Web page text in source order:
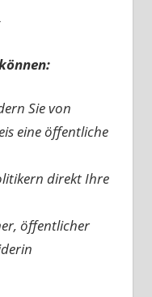
Sie von
eine öffentliche
direkt Ihre
öffentlicher